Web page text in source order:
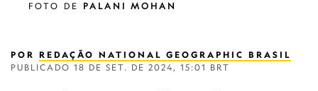
FOTO DE PALANI MOHAN
POR REDAÇÃO NATIONAL GEOGRAPHIC BRASIL
PUBLICADO 18 DE SET. DE 2024, 15:01 BRT